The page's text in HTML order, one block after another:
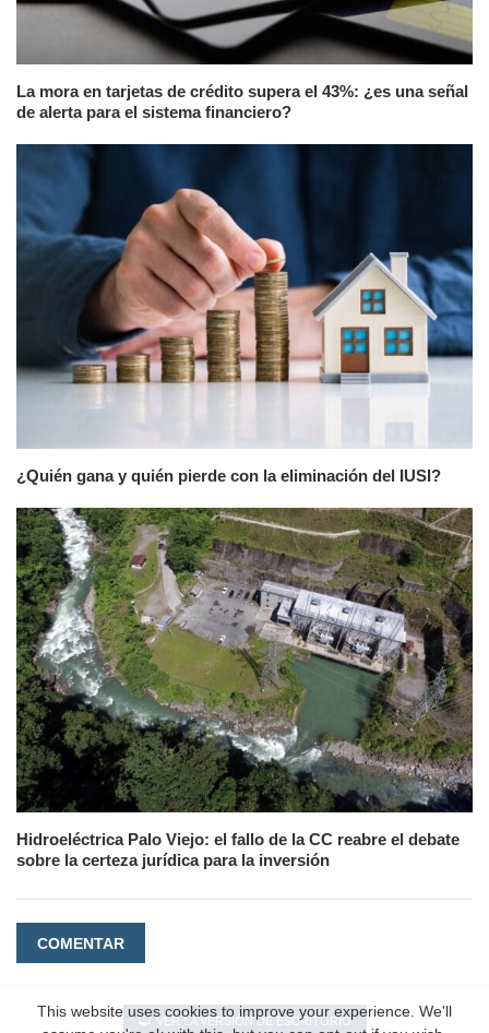
La mora en tarjetas de crédito supera el 43%: ¿es una señal
de alerta para el sistema financiero?
¿Quién gana y quién pierde con la eliminación del IUSI?
Hidroeléctrica Palo Viejo: el fallo de la CC reabre el debate
sobre la certeza jurídica para la inversión
COMENTAR
VER LA VERSIÓN DE ESCRITORIO
This website uses cookies to improve your experience. We'll